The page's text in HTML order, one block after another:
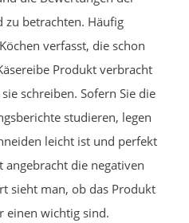
zu betrachten. Häufig
verfasst, die schon
Produkt verbracht
schreiben. Sofern Sie die
studieren, legen
leicht ist und perfekt
die negativen
sieht man, ob das Produkt
einen wichtig sind.